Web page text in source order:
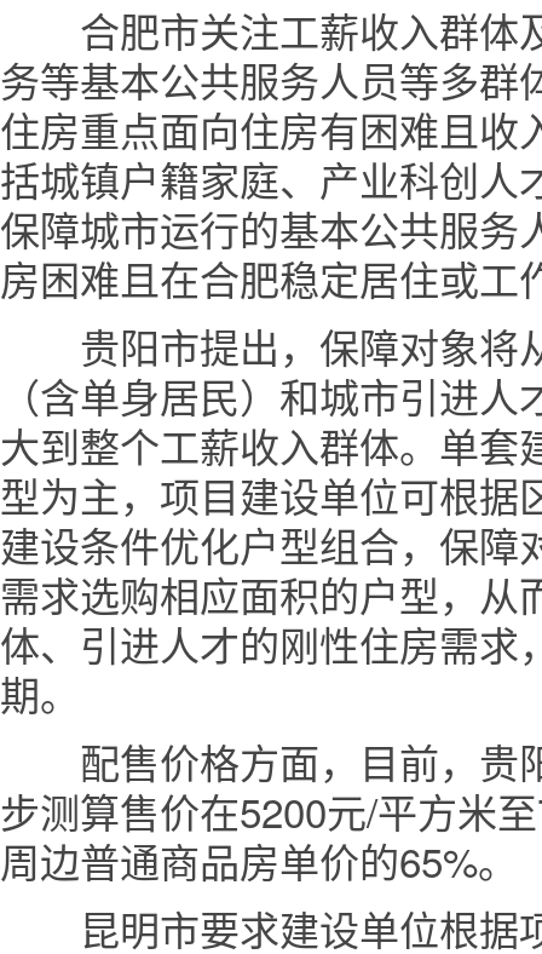
合肥市关注工薪收入群体
务等基本公共服务人员等多群
住房重点面向住房有困难且收
括城镇户籍家庭、产业科创人
保障城市运行的基本公共服务
房困难且在合肥稳定居住或工
贵阳市提出，保障对象将
（含单身居民）和城市引进
大到整个工薪收入群体。单套
型为主，项目建设单位可根
建设条件优化户型组合，保
需求选购相应面积的户型，
体、引进人才的刚性住房需求
期。
配售价格方面，目前，贵
步测算售价在5200元/平方米
周边普通商品房单价的65%。
昆明市要求建设单位根据